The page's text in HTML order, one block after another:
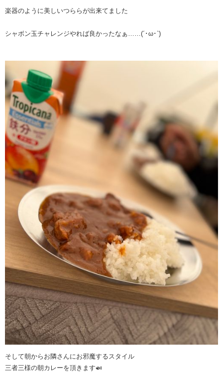
楽器のように美しいつららが出来てました
シャボン玉チャレンジやれば良かったなぁ……(´･ω･`)
そして朝からお隣さんにお邪魔するスタイル
三者三様の朝カレーを頂きます🍛